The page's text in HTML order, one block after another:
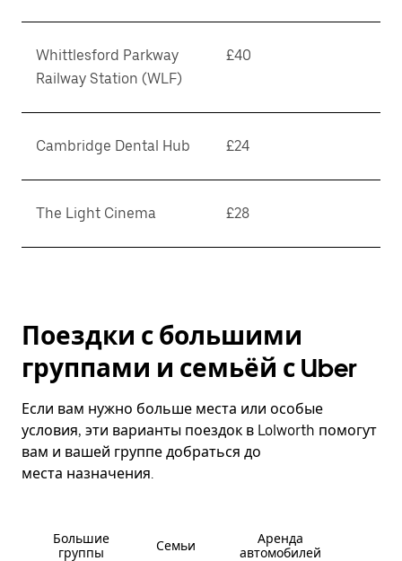
Whittlesford Parkway
Railway Station (WLF)
£40
Cambridge Dental Hub £24
The Light Cinema £28
Поездки с большими
группами и семьёй с Uber
Если вам нужно больше места или особые
условия, эти варианты поездок в Lolworth помогут
вам и вашей группе добраться до
места назначения.
Большие
группы
Семьи
Аренда
автомобилей